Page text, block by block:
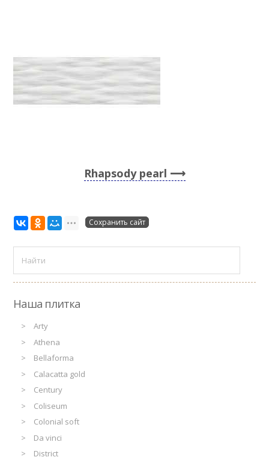
Rhapsody pearl
Сохранить сайт
Наша плитка
Arty
Athena
Bellaforma
Calacatta gold
Century
Coliseum
Colonial soft
Da vinci
District